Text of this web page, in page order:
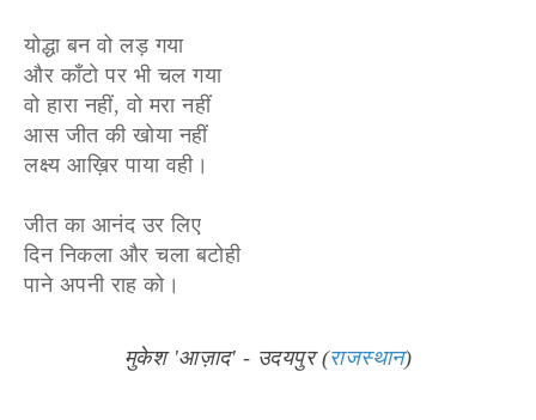
योद्धा बन वो लड़ गया
और काँटो पर भी चल गया
वो हारा नहीं, वो मरा नहीं
आस जीत की खोया नहीं
लक्ष्य आख़िर पाया वही।
जीत का आनंद उर लिए
दिन निकला और चला बटोही
पाने अपनी राह को।
मुकेश 'आज़ाद' - उदयपुर (राजस्थान)